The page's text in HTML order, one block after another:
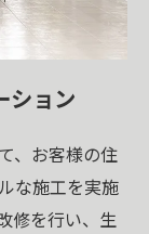
ション
、お客様の住
な施工を実施
修を行い、生